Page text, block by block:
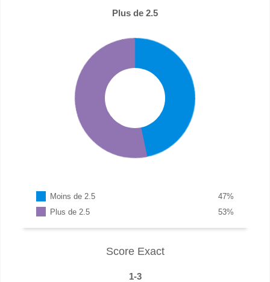
Plus de 2.5
Moins de 2.5 %
47
Plus de 2.5
%
53
Score Exact
1-3